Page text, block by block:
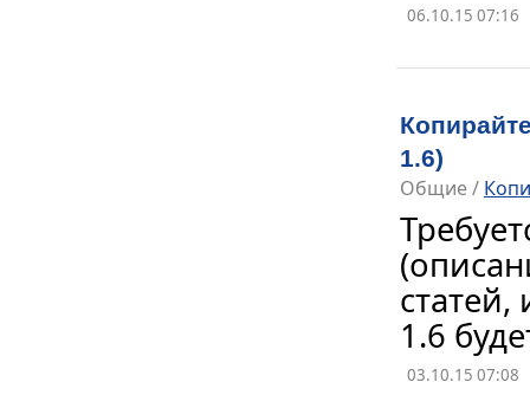
06.10.15 07:16
1.6)
Общие/
1.6
03.10.15 07:08